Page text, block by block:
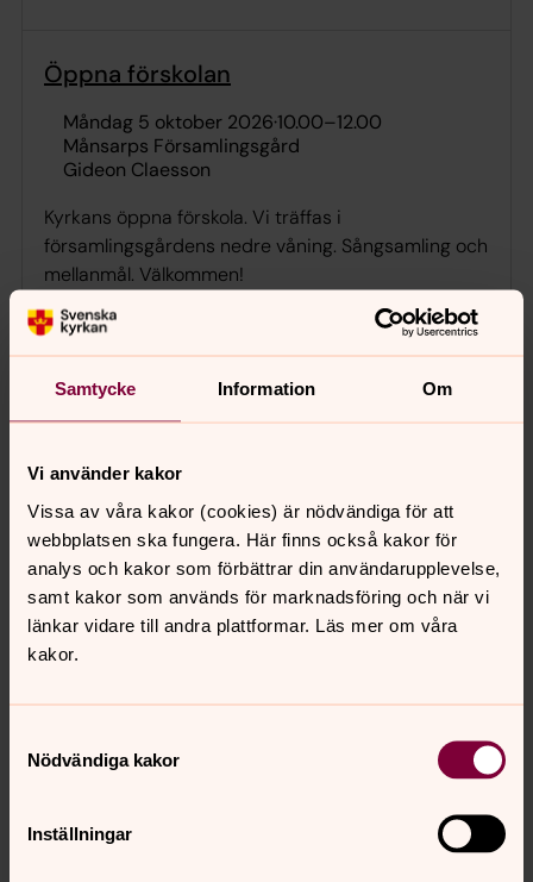
Samtycke Information Om
Vi använder kakor
Vissa av våra kakor (cookies) är nödvändiga för att
webbplatsen ska fungera. Här finns också kakor för
analys och kakor som förbättrar din användarupplevelse,
samt kakor som används för marknadsföring och när vi
länkar vidare till andra plattformar. Läs mer om våra
kakor.
Nödvändiga kakor
Inställningar
Öppna förskolan
måndag 5 oktober 2026·10.00–12.00
Månsarps Församlingsgård
Gideon Claesson
Kyrkans öppna förskola. Vi träffas i
församlingsgårdens nedre våning. Sångsamling och
mellanmål. Välkommen!
Öppna förskolan
Kyrkans öppna förskola. Vi träffas i
församlingsgårdens nedre våning. Sångsamling och
mellanmål. Välkommen!
Öppna förskolan
måndag 19 oktober 2026·10.00–12.00
församlingsgårdens nedre våning. Sångsamling och
mellanmål. Välkommen!